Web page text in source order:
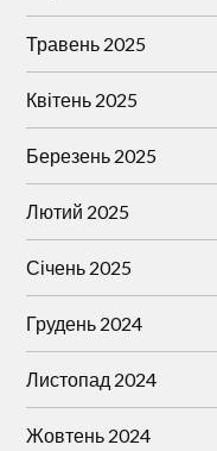
Травень 2025
Квітень 2025
Березень 2025
Лютий 2025
Січень 2025
Грудень 2024
Листопад 2024
Жовтень 2024